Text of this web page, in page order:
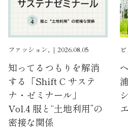
ファッション, ｜2026.08.05
知ってるつもりを解消
する「Shift C サステ
ナ・ゼミナール」
Vol.4 服と“土地利用”の
密接な関係